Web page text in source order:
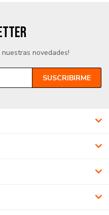
novedades!
SUSCRIBIRME